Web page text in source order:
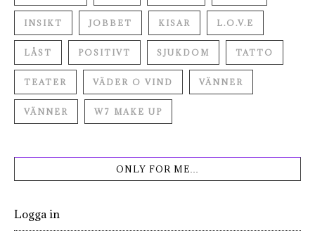
INSIKT JOBBET KISAR L.O.V.E
LÅST POSITIVT SJUKDOM TATTO
TEATER VÄDER O VIND VÄNNER
VÄNNER W7 MAKE UP
ONLY FOR ME…
Logga in